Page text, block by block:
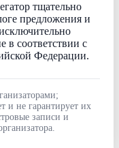
тщательно
предложения и
в соответствии с
Федерации.
и не гарантирует их
записи и